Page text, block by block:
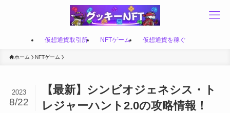
仮想通貨取引所 NFTゲーム 仮想通貨を稼ぐ
ホーム NFTゲーム
【最新】シンビオジェネシス・ト
レジャーハント2.0の攻略情報！
2023
8/22